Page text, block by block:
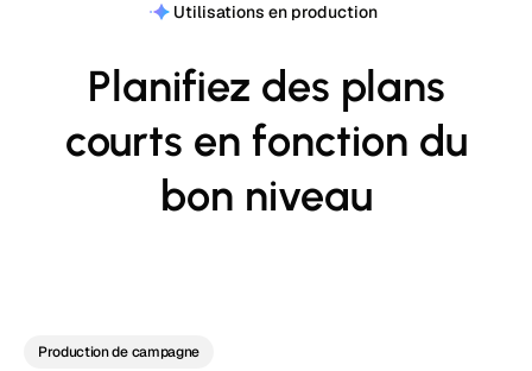
Utilisations en production
Planifiez des plans
courts en fonction du
bon niveau
Production de campagne